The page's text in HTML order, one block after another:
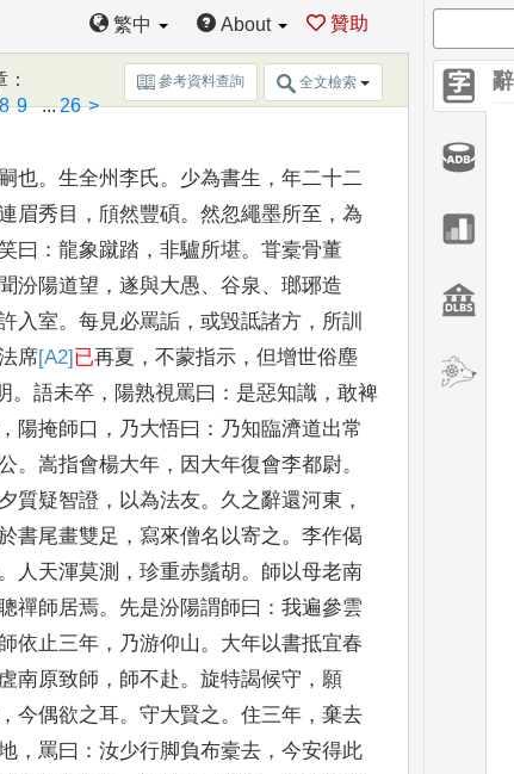
繁中 About 贊助
：
8 9...26 >
參考資料查詢 全文檢索
嗣師法焉。
也。 生全州李氏。 少為書生 ， 年二十二
眉秀 目 ， 頎然豐碩。 然忽繩墨所至 ， 為
曰 ： 龍象蹴踏 ， 非驢所堪。 甞槖骨董
聞汾陽道望 ， 遂與大愚、 谷泉 、 瑯琊造
入室。 每見必罵詬 ， 或毀詆諸方 ， 所訓
席[A2] 已再夏 ， 不蒙指示 ， 但增世俗塵
。 語未卒 ， 陽熟視罵曰 ： 是惡知識 ， 敢裨
， 陽掩師口 ， 乃大悟曰 ： 乃知臨濟道出常
。 嵩指會楊大年 ， 因大年復會李都尉。
夕質疑智證 ， 以為法友。 久之辭還河東 ，
書尾畫雙足 ， 寫來僧名以寄之。 李作偈
。 人天渾莫測 ， 珍重赤鬚胡。 師以母老南
禪師居焉。 先是汾陽謂師曰 ： 我遍參雲
依止三年 ， 乃游仰山。 大年以書抵宜春
南原致師 ， 師不赴。 旋特謁候守 ， 願
， 今偶欲之耳。 守大賢之。 住三年 ， 棄去
， 罵曰 ： 汝少行脚負布槖去 ， 今安得此